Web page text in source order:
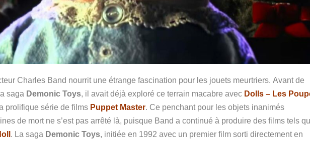
Charles Band nourrit une étrange fascination pour les jouets meurtriers. Avant de
saga Demonic Toys, il avait déjà exploré ce terrain macabre avec Dolls – Les
prolifique série de films Puppet Master. Ce penchant pour les objets inanimés
de mort ne s’est pas arrêté là, puisque Band a continué à produire des films tels
. La saga Demonic Toys, initiée en 1992 avec un premier film sorti directement en